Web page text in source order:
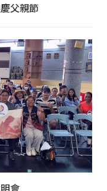
父親節
會